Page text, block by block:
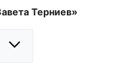
Терниев»